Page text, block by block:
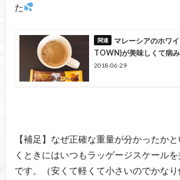
た
マレーシアのホワ
TOWN)が美味しくて病
2018-06-29
【補足】なぜ正確な重量が分かったか
くときにはいつもラッゲージスケール
です。（安くて軽くて小さいのでかなり